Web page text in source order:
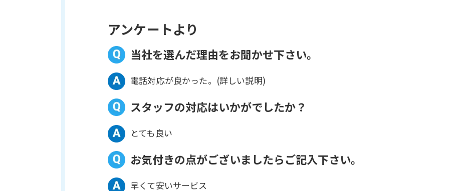
アンケートより
当社を選んだ理由をお聞かせ下さい。
電話対応が良かった。(詳しい説明)
スタッフの対応はいかがでしたか？
とても良い
お気付きの点がございましたらご記入下さい。
早くて安いサービス